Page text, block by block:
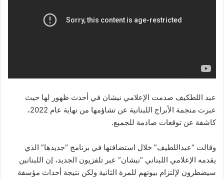
عبد اللطكيف صدمت الإعلامي نيشان في أحدث ظهور لها حيث
عبرت منجمة الأبراج اللبنانية عن تشاؤمها من نهاية عام 2022،
كاشفة عن توقعات صادمة للجميع.
وقالت “عبداللطيف” خلال استضافتها في برنامج “جديدها” الذي
يقدمه الإعلامي اللبناني “نيشان” عبر تلفزيون الجديد، إن اللبنانين
سيضطرون لإلتزام بيوتهم للمرة الثانية ولكن نتيجة أحداث مؤسفة